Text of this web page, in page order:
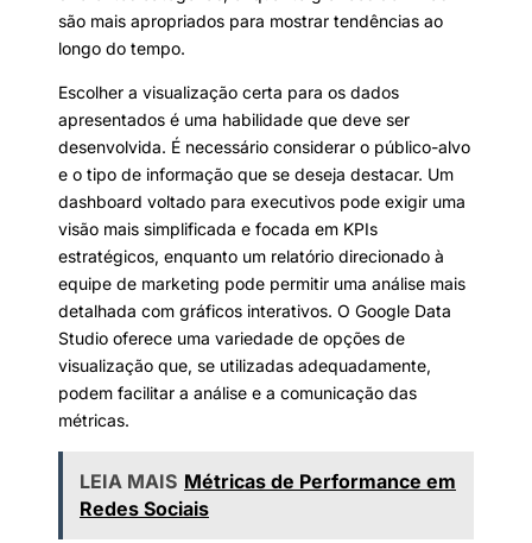
são mais apropriados para mostrar tendências ao
longo do tempo.
Escolher a visualização certa para os dados
apresentados é uma habilidade que deve ser
desenvolvida. É necessário considerar o público-alvo
e o tipo de informação que se deseja destacar. Um
dashboard voltado para executivos pode exigir uma
visão mais simplificada e focada em KPIs
estratégicos, enquanto um relatório direcionado à
equipe de marketing pode permitir uma análise mais
detalhada com gráficos interativos. O Google Data
Studio oferece uma variedade de opções de
visualização que, se utilizadas adequadamente,
podem facilitar a análise e a comunicação das
métricas.
LEIA MAIS Métricas de Performance em
Redes Sociais